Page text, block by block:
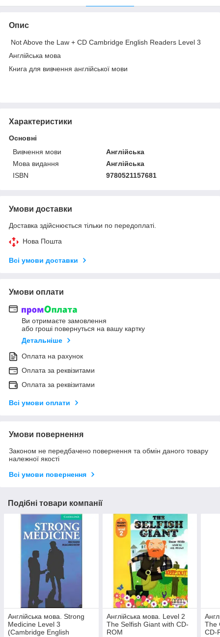
Опис
Not Above the Law + CD Cambridge English Readers Level 3
Англійська мова
Книга для вивчення англійської мови
Характеристики
Основні
Вивчення мови
Англійська
Мова видання
Англійська
ISBN
9780521157681
Умови доставки
Доставка здійснюється тільки по передоплаті.
Нова Пошта
Всі умови доставки
Умови оплати
Ви отримаєте замовлення
або гроші повернуться на вашу картку
Детальніше
Оплата на рахунок
Оплата за реквізитами
Оплата за реквізитами
Всі умови оплати
Умови повернення
Законом не передбачено повернення та обмін даного товару
належної якості
Всі умови повернення
Подібні товари компанії
Англійська мова. Strong
Medicine Level 3
(Cambridge English
Англійська мова. Level 2
The Selfish Giant with CD-
ROM
The
CD-